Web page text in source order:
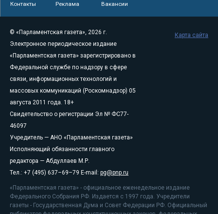
Контакты Реклама Вакансии
© «Парламентская газета», 2026 г.
Электронное периодическое издание
«Парламентская газета» зарегистрировано в
Федеральной службе по надзору в сфере
связи, информационных технологий и
массовых коммуникаций (Роскомнадзор) 05
августа 2011 года. 18+
Свидетельство о регистрации Эл № ФС77-
46097
Учредитель — АНО «Парламентская газета»
Исполняющий обязанности главного
редактора — Абдуллаев М.Р.
Тел.: +7 (495) 637–69–79 E-mail: pg@pnp.ru
«Парламентская газета» - официальное еженедельное издание
Федерального Собрания РФ. Издается с 1997 года. Учредители
газеты - Государственная Дума и Совет Федерации РФ. Официальный
Карта сайта